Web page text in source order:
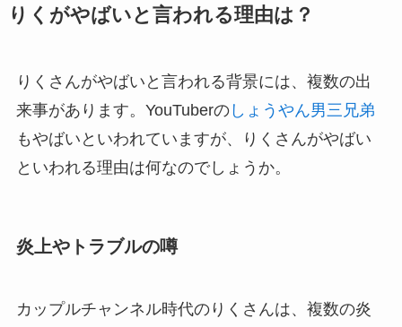
りくがやばいと言われる理由は？
りくさんがやばいと言われる背景には、複数の出
来事があります。YouTuberのしょうやん男三兄弟
もやばいといわれていますが、りくさんがやばい
といわれる理由は何なのでしょうか。
炎上やトラブルの噂
カップルチャンネル時代のりくさんは、複数の炎